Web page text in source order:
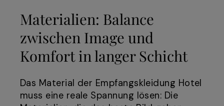
Materialien: Balance
zwischen Image und
Komfort in langer Schicht
Das Material der Empfangskleidung Hotel
muss eine reale Spannung lösen: Die